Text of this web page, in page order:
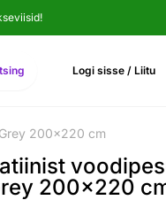
Logi sisse / Liitu
200x220 cm
200x220